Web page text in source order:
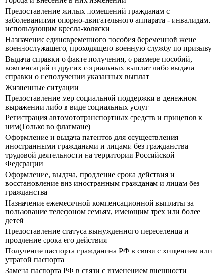
Предоставление жилых помещений гражданам с
заболеваниями опорно-двигательного аппарата - инвалидам,
использующим кресла-коляски
Назначение единовременного пособия беременной жене
военнослужащего, проходящего военную службу по призыву
Выдача справки о факте получения, о размере пособий,
компенсаций и других социальных выплат либо выдача
справки о неполучении указанных выплат
Жизненные ситуации
Предоставление мер социальной поддержки в денежном
выражении либо в виде социальных услуг
Регистрация автомототранспортных средств и прицепов к
ним(Только во флагмане)
Оформление и выдача патентов для осуществления
иностранными гражданами и лицами без гражданства
трудовой деятельности на территории Российской
Федерации
Оформление, выдача, продление срока действия и
восстановление виз иностранным гражданам и лицам без
гражданства
Назначение ежемесячной компенсационной выплаты за
пользование телефоном семьям, имеющим трех или более
детей
Предоставление статуса вынужденного переселенца и
продление срока его действия
Получение паспорта гражданина РФ в связи с хищением или
утратой паспорта
Замена паспорта РФ в связи с изменением внешности